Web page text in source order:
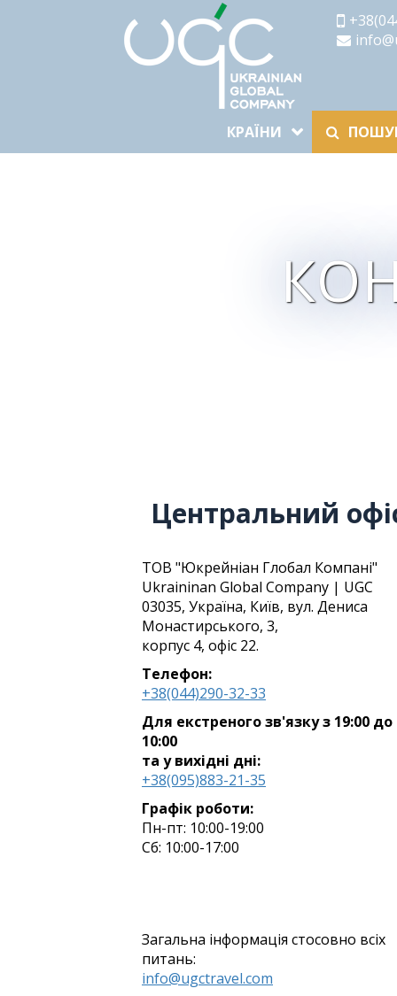
КРАЇНИ
Центральний
ТОВ "Юкрейніан Глобал Компані"
Ukraininan Global Company | UGC
03035, Україна, Київ, вул. Дениса
Монастирського, 3,
корпус 4, офіс 22.
Телефон:
+38(044)290-32-33
Для екстреного зв'язку з 19:00 до
10:00
та у вихідні дні:
+38(095)883-21-35
Графік роботи:
Пн-пт: 10:00-19:00
Сб: 10:00-17:00
Загальна інформація стосовно всіх
питань:
info@ugctravel.com